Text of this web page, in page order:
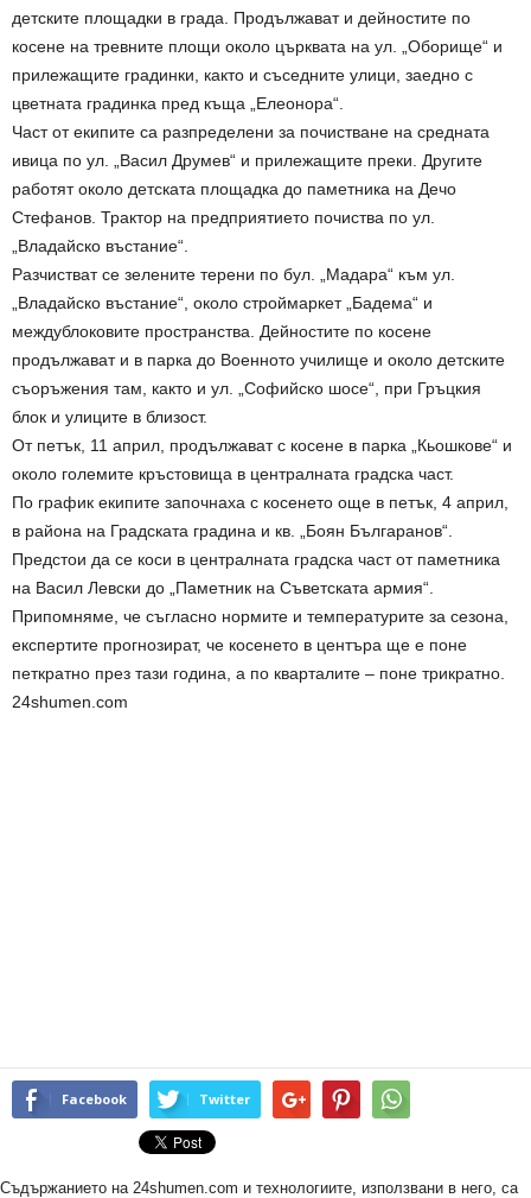
детските площадки в града. Продължават и дейностите по
косене на тревните площи около църквата на ул. „Оборище“ и
прилежащите градинки, както и съседните улици, заедно с
цветната градинка пред къща „Елеонора“.
Част от екипите са разпределени за почистване на средната
ивица по ул. „Васил Друмев“ и прилежащите преки. Другите
работят около детската площадка до паметника на Дечо
Стефанов. Трактор на предприятието почиства по ул.
„Владайско въстание“.
Разчистват се зелените терени по бул. „Мадара“ към ул.
„Владайско въстание“, около строймаркет „Бадема“ и
междублоковите пространства. Дейностите по косене
продължават и в парка до Военното училище и около детските
съоръжения там, както и ул. „Софийско шосе“, при Гръцкия
блок и улиците в близост.
От петък, 11 април, продължават с косене в парка „Кьошкове“ и
около големите кръстовища в централната градска част.
По график екипите започнаха с косенето още в петък, 4 април,
в района на Градската градина и кв. „Боян Българанов“.
Предстои да се коси в централната градска част от паметника
на Васил Левски до „Паметник на Съветската армия“.
Припомняме, че съгласно нормите и температурите за сезона,
експертите прогнозират, че косенето в центъра ще е поне
петкратно през тази година, а по кварталите – поне трикратно.
24shumen.com
Facebook Twitter
Съдържанието на 24shumen.com и технологиите, използвани в него, са